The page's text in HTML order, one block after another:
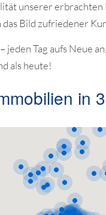
unserer
Bild zufriedener
Tag aufs Neue
als heute!
in